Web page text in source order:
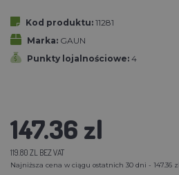
Kod produktu: 11281
Marka: GAUN
Punkty lojalnościowe: 4
147.36 zl
119.80 ZL BEZ VAT
Najniższa cena w ciągu ostatnich 30 dni - 147.36 zl